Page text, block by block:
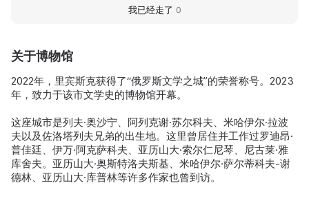
关于博物馆
2022年，里宾斯克获得了“俄罗斯文学之城”的荣誉称号。2023
年，致力于该市文学史的博物馆开幕。
这座城市是列夫·奥沙宁、阿列克谢·苏尔科夫、米哈伊尔·拉波
夫以及佐洛塔列夫兄弟的出生地。这里曾居住并工作过罗迪昂·
普佳廷、伊万·阿克萨科夫、亚历山大·索尔仁尼琴、尼古莱·雅
库舍夫。亚历山大·奥斯特洛夫斯基、米哈伊尔·萨尔蒂科夫-谢
德林、亚历山大·库普林等许多作家也曾到访。
我已经走了 0